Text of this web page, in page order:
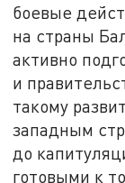
боевые
на страны
активно
и
такому
западным
до
готовыми к